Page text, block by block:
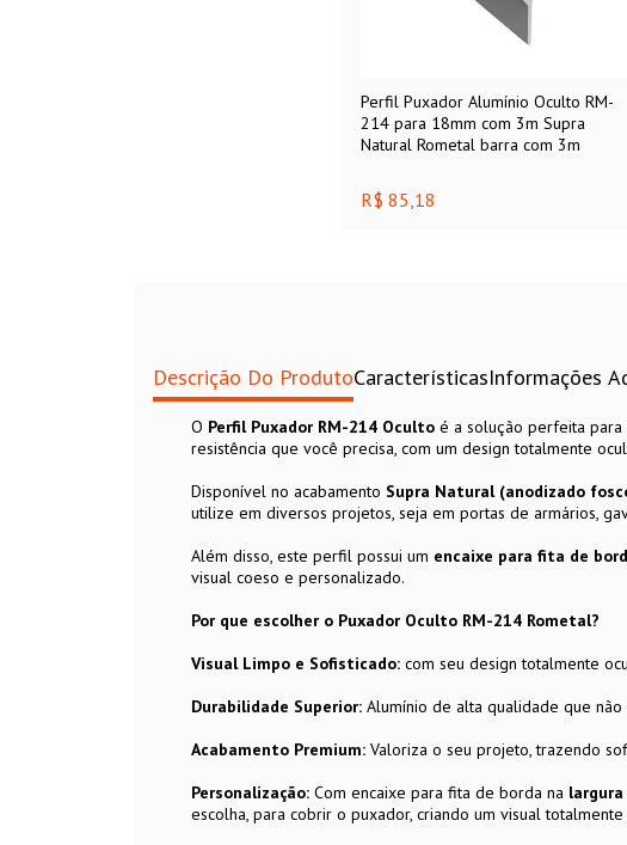
Perfil Puxador Alumínio Oculto RM-
214 para 18mm com 3m Supra
Natural Rometal barra com 3m
R$ 85,18
Descrição Do ProdutoCaracterísticasInformações
O Perfil Puxador RM-214 Oculto é a solução perfeita para
resistência que você precisa, com um design totalmente
Disponível no acabamento Supra Natural (anodizado
utilize em diversos projetos, seja em portas de armários,
Além disso, este perfil possui um encaixe para fita de
visual coeso e personalizado.
Por que escolher o Puxador Oculto RM-214 Rometal?
Visual Limpo e Sofisticado: com seu design totalmente
Durabilidade Superior: Alumínio de alta qualidade que
Acabamento Premium: Valoriza o seu projeto, trazendo
Personalização: Com encaixe para fita de borda na
escolha, para cobrir o puxador, criando um visual